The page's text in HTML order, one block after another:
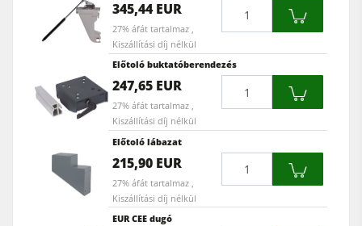
345,44 EUR
27% áfát tartalmaz ,
Kiszállítási díj nélkül
Előtoló buktatóberendezés
247,65 EUR
27% áfát tartalmaz ,
Kiszállítási díj nélkül
Előtoló lábazat
215,90 EUR
27% áfát tartalmaz ,
Kiszállítási díj nélkül
EUR CEE dugó